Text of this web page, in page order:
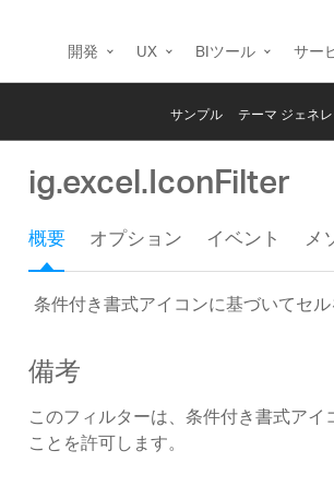
開発 UX BIツール サー
サンプル テーマ ジェネ
ig.excel.IconFilter
概要 オプション イベント メ
条件付き書式アイコンに基づいてセ
備考
このフィルターは、条件付き書式ア
ことを許可します。